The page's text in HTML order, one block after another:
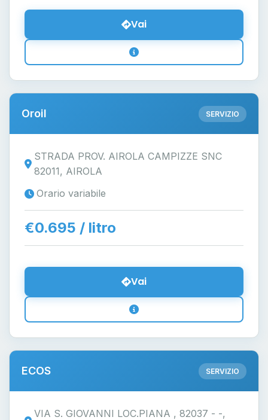
Vai
Oroil SERVIZIO
STRADA PROV. AIROLA CAMPIZZE SNC
82011, AIROLA
Orario variabile
€0.695 / litro
Vai
ECOS SERVIZIO
VIA S. GIOVANNI LOC.PIANA , 82037 - -,